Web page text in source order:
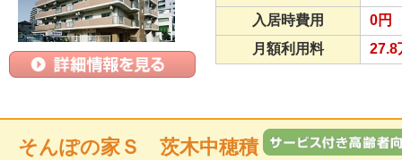
入居時費用
0円
月額利用料
27.8
そんぽの家Ｓ 茨木中穂積